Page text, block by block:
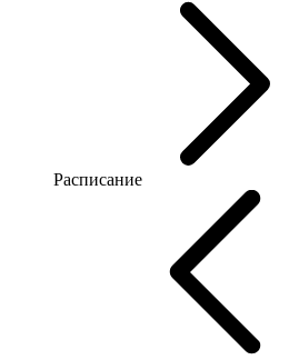
Расписание